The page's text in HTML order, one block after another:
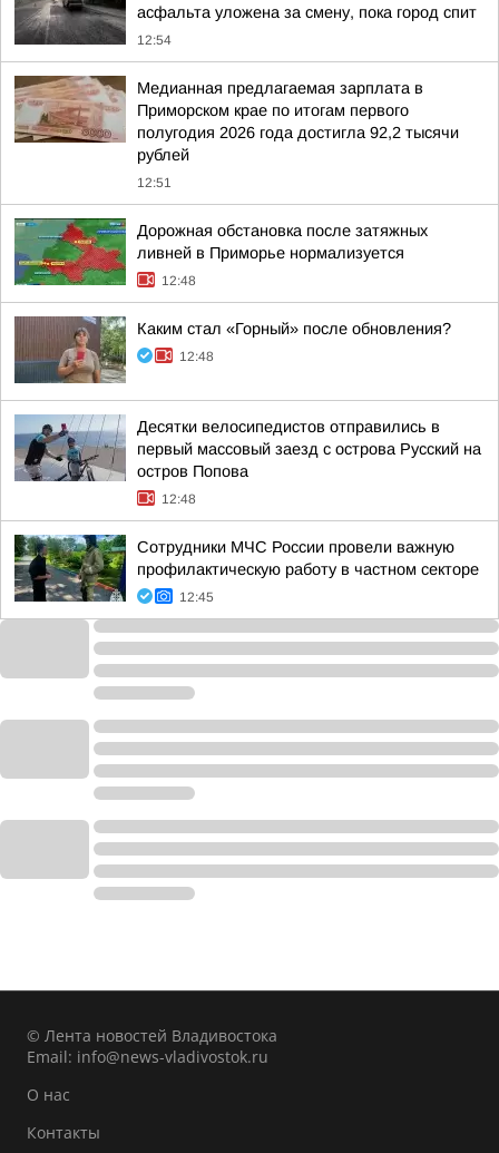
асфальта уложена за смену, пока город спит
12:54
Медианная предлагаемая зарплата в
Приморском крае по итогам первого
полугодия 2026 года достигла 92,2 тысячи
рублей
12:51
Дорожная обстановка после затяжных
ливней в Приморье нормализуется
12:48
Каким стал «Горный» после обновления?
12:48
Десятки велосипедистов отправились в
первый массовый заезд с острова Русский на
остров Попова
12:48
Сотрудники МЧС России провели важную
профилактическую работу в частном секторе
12:45
© Лента новостей Владивостока
Email: info@news-vladivostok.ru
О нас
Контакты